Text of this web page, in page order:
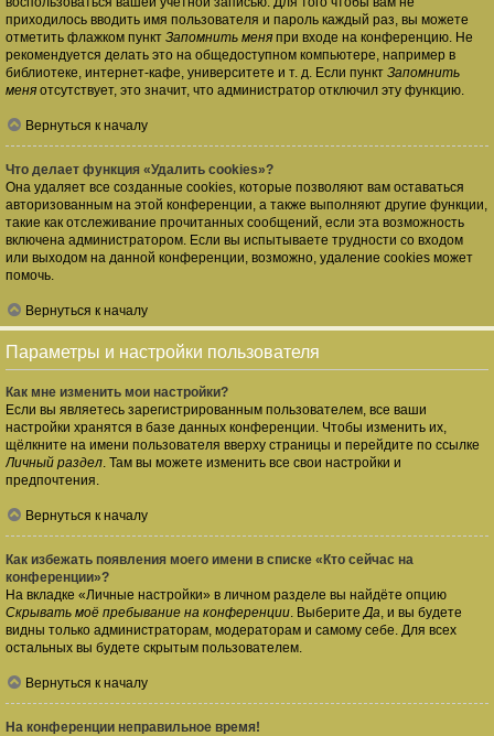
приходилось вводить имя пользователя и пароль каждый раз, вы можете
отметить флажком пункт Запомнить меня при входе на конференцию. Не
рекомендуется делать это на общедоступном компьютере, например в
библиотеке, интернет-кафе, университете и т. д. Если пункт Запомнить
меня отсутствует, это значит, что администратор отключил эту функцию.
Вернуться к началу
Что делает функция «Удалить cookies»?
Она удаляет все созданные cookies, которые позволяют вам оставаться
авторизованным на этой конференции, а также выполняют другие функции,
такие как отслеживание прочитанных сообщений, если эта возможность
включена администратором. Если вы испытываете трудности со входом
или выходом на данной конференции, возможно, удаление cookies может
помочь.
Вернуться к началу
Параметры и настройки пользователя
Как мне изменить мои настройки?
Если вы являетесь зарегистрированным пользователем, все ваши
настройки хранятся в базе данных конференции. Чтобы изменить их,
щёлкните на имени пользователя вверху страницы и перейдите по ссылке
Личный раздел. Там вы можете изменить все свои настройки и
предпочтения.
Вернуться к началу
Как избежать появления моего имени в списке «Кто сейчас на
конференции»?
На вкладке «Личные настройки» в личном разделе вы найдёте опцию
Скрывать моё пребывание на конференции. ВыберитеДа, и вы будете
видны только администраторам, модераторам и самому себе. Для всех
остальных вы будете скрытым пользователем.
Вернуться к началу
На конференции неправильное время!